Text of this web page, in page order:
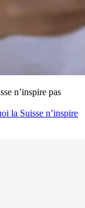
n’inspire pas
la Suisse n’inspire